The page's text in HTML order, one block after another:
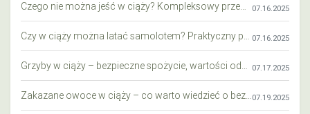
07.16.2025
07.16.2025
07.17.2025
07.19.2025